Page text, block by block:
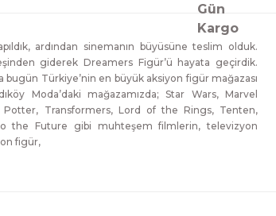
ardından sinemanın büyüsüne teslim olduk.
giderek Dreamers Figür’ü hayata geçirdik.
bugün Türkiye’nin en büyük aksiyon figür mağazası
Moda’daki mağazamızda; Star Wars, Marvel
Potter, Transformers, Lord of the Rings, Tenten,
the Future gibi muhteşem filmlerin, televizyon
figür,